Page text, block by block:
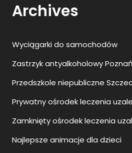
Archives
Wyciągarki do samochodów
Zastrzyk antyalkoholowy Poznań
Przedszkole niepubliczne
Prywatny ośrodek leczenia
Zamknięty ośrodek leczenia
Najlepsze animacje dla dzieci